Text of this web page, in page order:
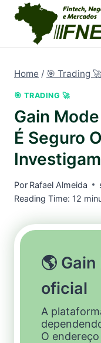
Pular
para
Home / 🎯 Trading 🚀
🎯 TRADING 🚀
Gain
É Seguro
Por Rafael Almeida
Reading Time: 12
🌎
oficial
A
O